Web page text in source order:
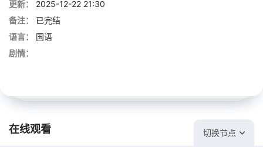
更新：
2025-12-22 21:30
备注：
已完结
语言：
国语
剧情：
在线观看 切换节点